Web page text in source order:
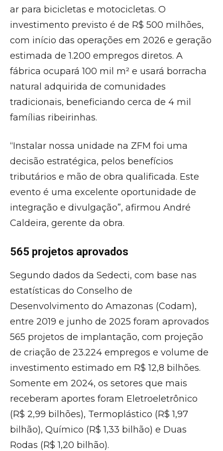
ar para bicicletas e motocicletas. O
investimento previsto é de R$ 500 milhões,
com início das operações em 2026 e geração
estimada de 1.200 empregos diretos. A
fábrica ocupará 100 mil m² e usará borracha
natural adquirida de comunidades
tradicionais, beneficiando cerca de 4 mil
famílias ribeirinhas.
“Instalar nossa unidade na ZFM foi uma
decisão estratégica, pelos benefícios
tributários e mão de obra qualificada. Este
evento é uma excelente oportunidade de
integração e divulgação”, afirmou André
Caldeira, gerente da obra.
565 projetos aprovados
Segundo dados da Sedecti, com base nas
estatísticas do Conselho de
Desenvolvimento do Amazonas (Codam),
entre 2019 e junho de 2025 foram aprovados
565 projetos de implantação, com projeção
de criação de 23.224 empregos e volume de
investimento estimado em R$ 12,8 bilhões.
Somente em 2024, os setores que mais
receberam aportes foram Eletroeletrônico
(R$ 2,99 bilhões), Termoplástico (R$ 1,97
bilhão), Químico (R$ 1,33 bilhão) e Duas
Rodas (R$ 1,20 bilhão).